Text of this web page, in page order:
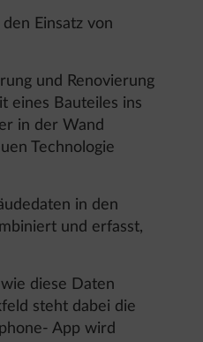
Einsatz von
und Renovierung
eines Bauteiles ins
in der Wand
Technologie
in den
und erfasst,
diese Daten
steht dabei die
App wird